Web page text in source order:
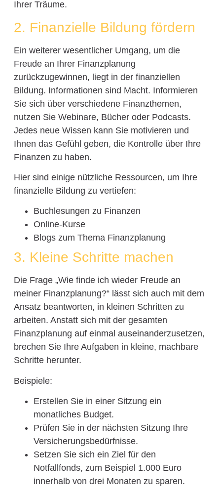
Ihrer Träume.
2. Finanzielle Bildung fördern
Ein weiterer wesentlicher Umgang, um die
Freude an Ihrer Finanzplanung
zurückzugewinnen, liegt in der finanziellen
Bildung. Informationen sind Macht. Informieren
Sie sich über verschiedene Finanzthemen,
nutzen Sie Webinare, Bücher oder Podcasts.
Jedes neue Wissen kann Sie motivieren und
Ihnen das Gefühl geben, die Kontrolle über Ihre
Finanzen zu haben.
Hier sind einige nützliche Ressourcen, um Ihre
finanzielle Bildung zu vertiefen:
Buchlesungen zu Finanzen
Online-Kurse
Blogs zum Thema Finanzplanung
3. Kleine Schritte machen
Die Frage „Wie finde ich wieder Freude an
meiner Finanzplanung?“ lässt sich auch mit dem
Ansatz beantworten, in kleinen Schritten zu
arbeiten. Anstatt sich mit der gesamten
Finanzplanung auf einmal auseinanderzusetzen,
brechen Sie Ihre Aufgaben in kleine, machbare
Schritte herunter.
Beispiele:
Erstellen Sie in einer Sitzung ein
monatliches Budget.
Prüfen Sie in der nächsten Sitzung Ihre
Versicherungsbedürfnisse.
Setzen Sie sich ein Ziel für den
Notfallfonds, zum Beispiel 1.000 Euro
innerhalb von drei Monaten zu sparen.